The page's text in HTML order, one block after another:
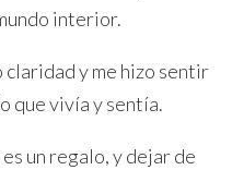
interior.
claridad y me hizo sentir
que vivía y sentía.
un regalo, y dejar de